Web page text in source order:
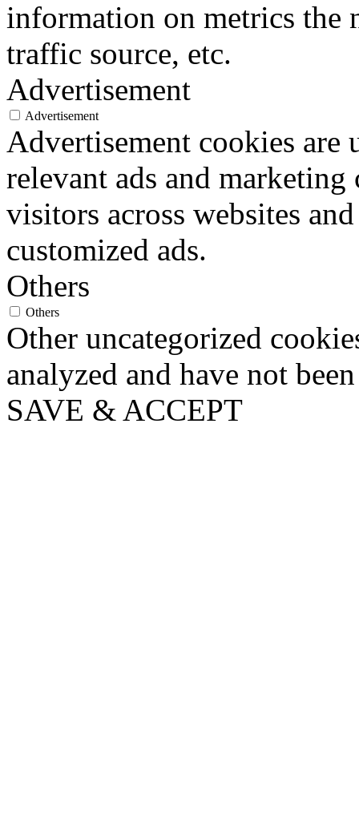
information on metrics the
traffic source, etc.
Advertisement
Advertisement
Advertisement cookies
relevant ads and marketing
visitors across websites
customized ads.
Others
Others
Other uncategorized
analyzed and have not
SAVE & ACCEPT